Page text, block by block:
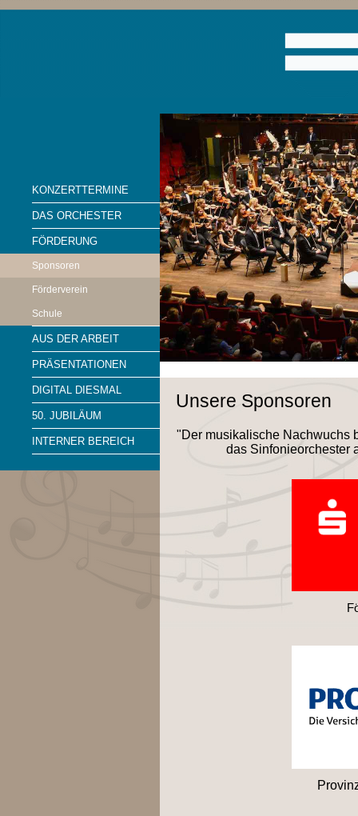
KONZERTTERMINE
DAS ORCHESTER
FÖRDERUNG
Sponsoren
Förderverein
Schule
AUS DER ARBEIT
PRÄSENTATIONEN
DIGITAL DIESMAL
50. JUBILÄUM
INTERNER BEREICH
Unsere Sponsoren
"Der musikalische Nachwuchs
das Sinfonieorchester